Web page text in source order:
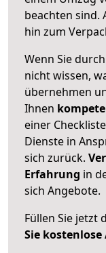
beachten sind.
hin zum
Wenn Sie
nicht wissen,
übernehmen
Ihnen
einer
Dienste in
sich zurück.
Erfahrung in
sich Angebote.
Füllen Sie jetzt
Sie